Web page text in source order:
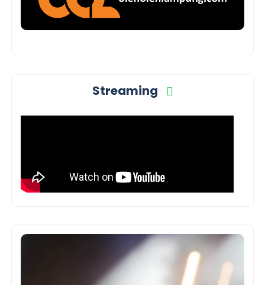
Streaming